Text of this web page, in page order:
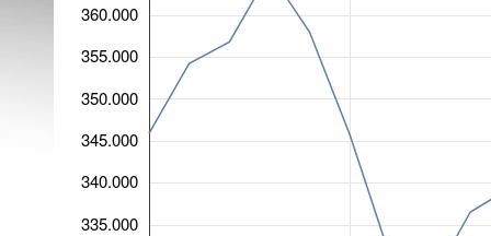
335.000
340.000
345.000
350.000
355.000
360.000